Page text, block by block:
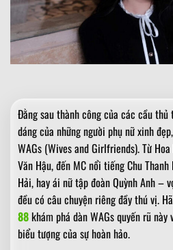
Đằng sau thành công của các cầu
dáng của những người phụ nữ xinh
WAGs (Wives and Girlfriends). Từ
Văn Hậu, đến MC nổi tiếng Chu
Hải, hay ái nữ tập đoàn Quỳnh Anh –
đều có câu chuyện riêng đầy thú vị.
88khám phá dàn WAGs quyến rũ
biểu tượng của sự hoàn hảo.